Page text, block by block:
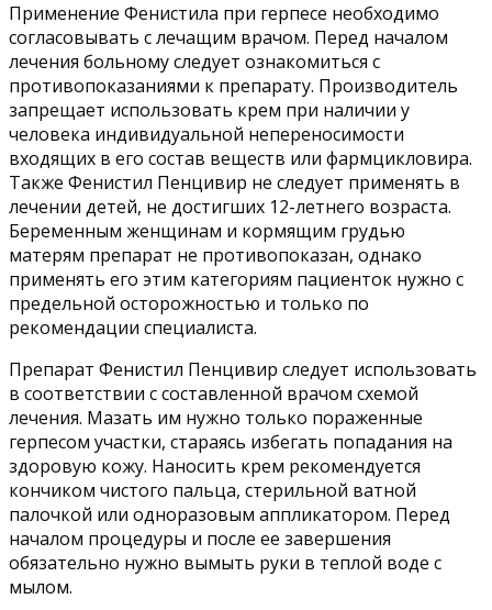
Применение Фенистила при герпесе необходимо
согласовывать с лечащим врачом. Перед началом
лечения больному следует ознакомиться с
противопоказаниями к препарату. Производитель
запрещает использовать крем при наличии у
человека индивидуальной непереносимости
входящих в его состав веществ или фармцикловира.
Также Фенистил Пенцивир не следует применять в
лечении детей, не достигших 12-летнего возраста.
Беременным женщинам и кормящим грудью
матерям препарат не противопоказан, однако
применять его этим категориям пациенток нужно с
предельной осторожностью и только по
рекомендации специалиста.
Препарат Фенистил Пенцивир следует использовать
в соответствии с составленной врачом схемой
лечения. Мазать им нужно только пораженные
герпесом участки, стараясь избегать попадания на
здоровую кожу. Наносить крем рекомендуется
кончиком чистого пальца, стерильной ватной
палочкой или одноразовым аппликатором. Перед
началом процедуры и после ее завершения
обязательно нужно вымыть руки в теплой воде с
мылом.